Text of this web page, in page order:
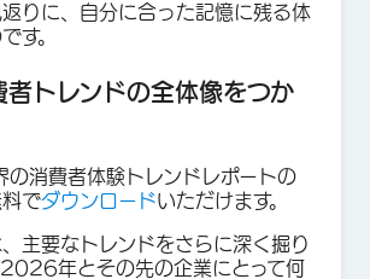
りに、自分に合った記憶に残る体
す。
者トレンドの全体像をつか
消費者体験トレンドレポートの
でダウンロードいただけます。
、主要なトレンドをさらに深く掘り
年とその先の企業にとって何